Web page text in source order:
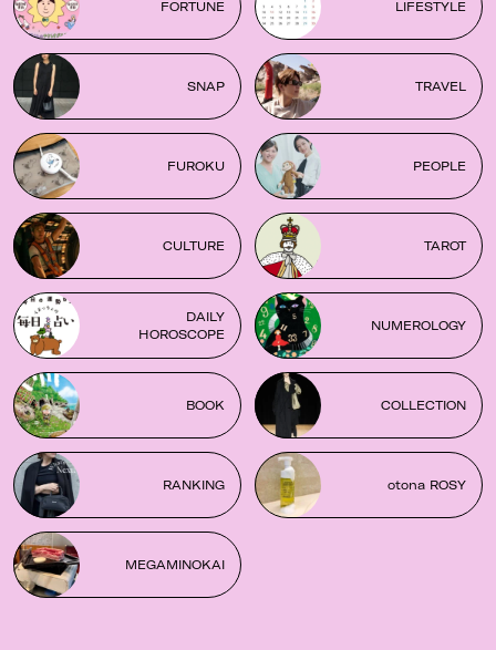
FORTUNE LIFESTYLE
SNAP TRAVEL
FUROKU PEOPLE
CULTURE TAROT
DAILY
HOROSCOPE
NUMEROLOGY
BOOK COLLECTION
RANKING otona ROSY
MEGAMINOKAI